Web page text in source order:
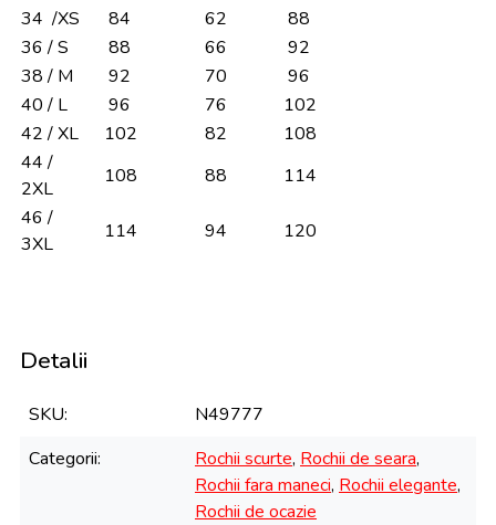
34 /XS
84 62
88
36 / S
88 66
92
38 / M
92 70
96
40 / L
96 76
102
42 / XL
102 82
108
44 /
2XL
108 88
114
46 /
3XL
114 94 120
Detalii
SKU
N49777
Categorii
Rochii scurte, Rochii de seara,
Rochii fara maneci, Rochii elegante,
Rochii de ocazie